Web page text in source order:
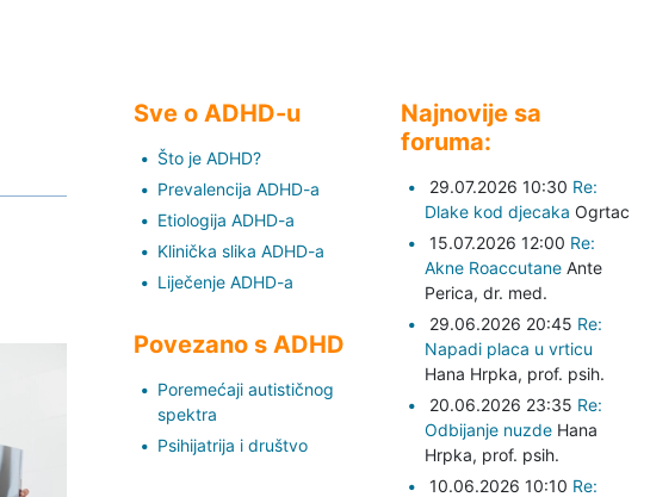
Sve o ADHD-u
Što je ADHD?
Prevalencija ADHD-a
Etiologija ADHD-a
Klinička slika ADHD-a
Liječenje ADHD-a
Povezano s ADHD
Poremećaji autističnog
spektra
Psihijatrija i društvo
Najnovije sa
foruma:
29.07.2026 10:30 Re:
Dlake kod djecaka Ogrtac
15.07.2026 12:00 Re:
Akne Roaccutane Ante
Perica, dr. med.
29.06.2026 20:45 Re:
Napadi placa u vrticu
Hana Hrpka, prof. psih.
20.06.2026 23:35 Re:
Odbijanje nuzde Hana
Hrpka, prof. psih.
10.06.2026 10:10 Re: